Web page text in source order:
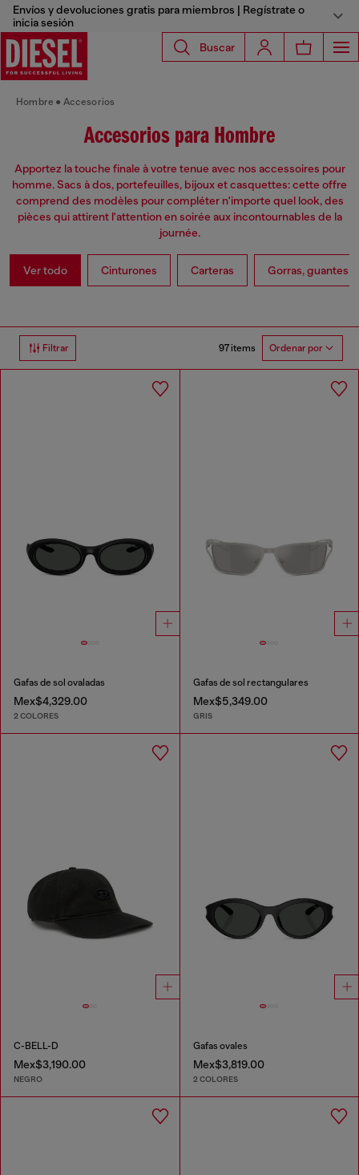
Envíos y devoluciones gratis para miembros | Regístrate o
inicia sesión
Buscar
Hombre Accesorios
Accesorios para Hombre
Apportez la touche finale à votre tenue avec nos accessoires pour
homme. Sacs à dos, portefeuilles, bijoux et casquettes: cette offre
comprend des modèles pour compléter n'importe quel look, des
pièces qui attirent l'attention en soirée aux incontournables de la
journée.
Ver todo Cinturones Carteras Gorras, guantes
Filtrar 97 items Ordenar por
Gafas de sol ovaladas
Mex$4,329.00
2 COLORES
Gafas de sol rectangulares
Mex$5,349.00
GRIS
C-BELL-D
Mex$3,190.00
NEGRO
Gafas ovales
Mex$3,819.00
2 COLORES